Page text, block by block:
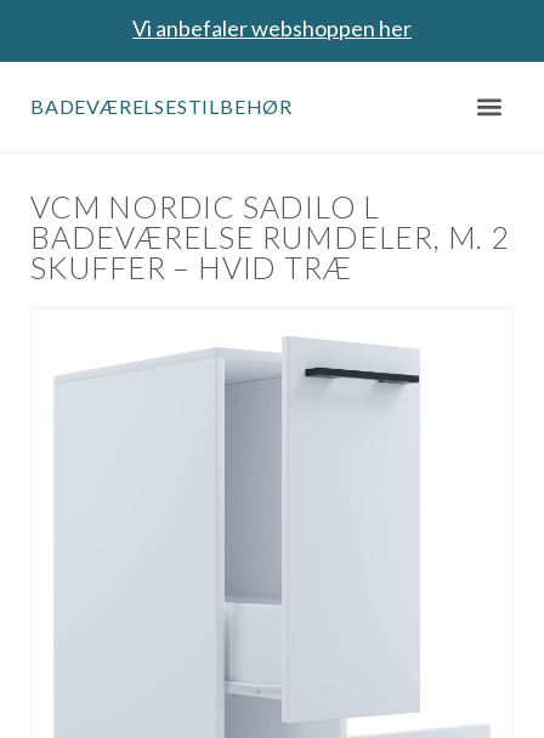
Vi anbefaler webshoppen her
BADEVÆRELSESTILBEHØR
VCM NORDIC SADILO L
BADEVÆRELSE RUMDELER, M. 2
SKUFFER – HVID TRÆ